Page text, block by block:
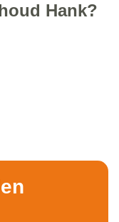
Hank?